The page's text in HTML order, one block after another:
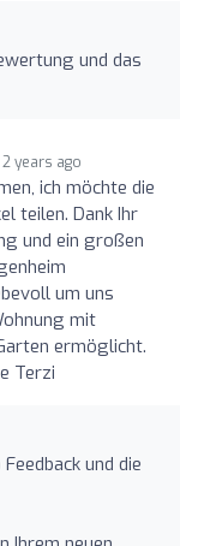
und das
2 years ago
ich möchte die
teilen. Dank Ihr
und ein großen
um uns
mit
ermöglicht.
Terzi
und die